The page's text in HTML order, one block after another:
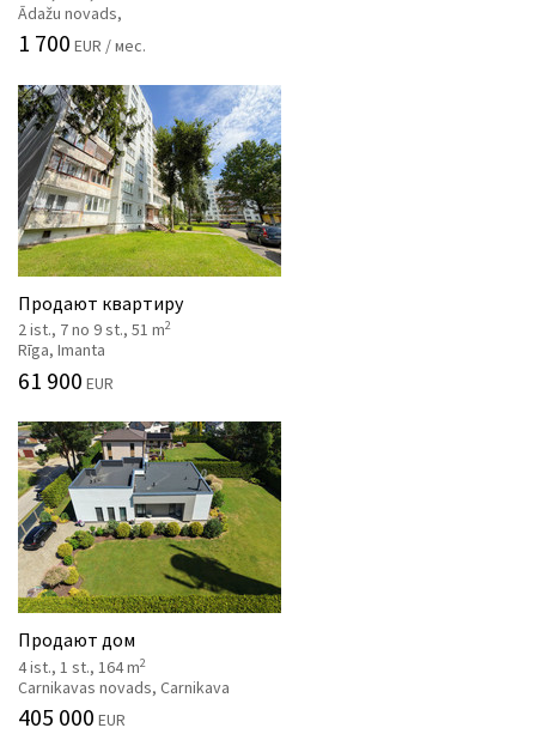
Ādažu novads,
1 700 EUR / мес.
Продают квартиру
2 ist., 7 no 9 st., 51 m2
Rīga, Imanta
61 900 EUR
Продают дом
4 ist., 1 st., 164 m2
Carnikavas novads, Carnikava
405 000 EUR